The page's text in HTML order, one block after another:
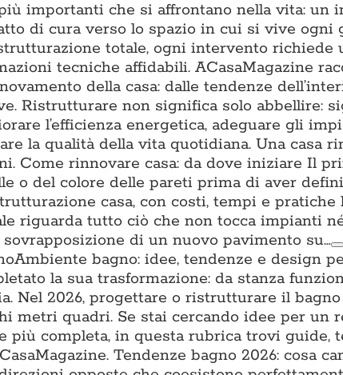
importanti che si affrontano nella vita: un
di cura verso lo spazio in cui si vive
totale, ogni intervento richiede
tecniche affidabili. ACasaMagazine
della casa: dalle tendenze
Ristrutturare non significa solo abbellire:
l’efficienza energetica, adeguare gli
la qualità della vita quotidiana. Una casa
Come rinnovare casa: da dove iniziare Il
o del colore delle pareti prima di aver
casa, con costi, tempi e
riguarda tutto ciò che non tocca impianti
di un nuovo pavimento su…
Ambiente bagno: idee, tendenze e design
la sua trasformazione: da stanza
Nel 2026, progettare o ristrutturare il
metri quadri. Se stai cercando idee per un
più completa, in questa rubrica trovi guide,
Tendenze bagno 2026: cosa